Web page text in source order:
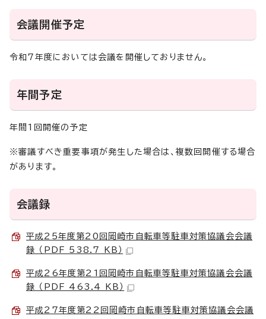
会議開催予定
令和7年度においては会議を開催しておりません。
年間予定
年間1回開催の予定
※審議すべき重要事項が発生した場合は、複数回開催する場合
があります。
会議録
平成25年度第20回岡崎市自転車等駐車対策協議会会議
録 （PDF 538.7 KB）
平成26年度第21回岡崎市自転車等駐車対策協議会会議
録 （PDF 463.4 KB）
平成27年度第22回岡崎市自転車等駐車対策協議会会議